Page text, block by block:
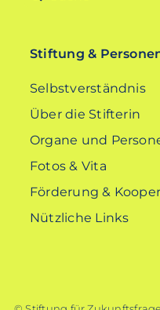
Stiftung &
Selbstverständnis
Über die Stifterin
Organe und
Fotos & Vita
Förderung &
Nützliche Links